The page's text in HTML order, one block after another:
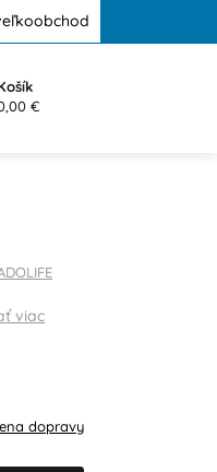
€
viac
dopravy